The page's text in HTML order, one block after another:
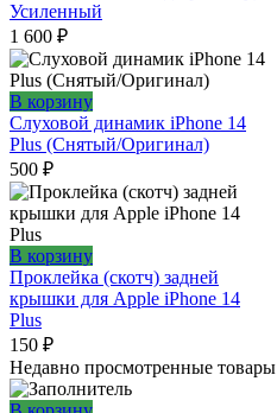
Усиленный
1 600 ₽
В корзину
Слуховой динамик iPhone 14
Plus (Снятый/Оригинал)
500 ₽
В корзину
Проклейка (скотч) задней
крышки для Apple iPhone 14
Plus
150 ₽
Недавно просмотренные товары